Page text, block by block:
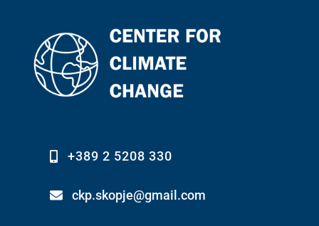
+389 2 5208 330
ckp.skopje@gmail.com